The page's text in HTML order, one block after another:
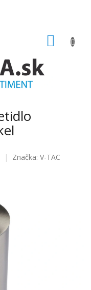
Značka: V-TAC